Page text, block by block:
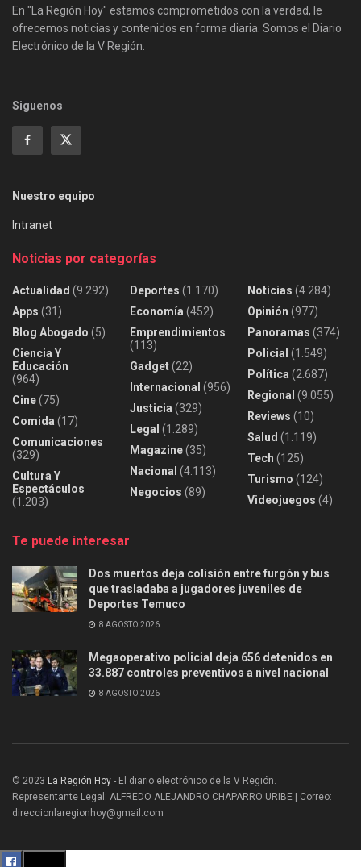
En "La Región Hoy" estamos comprometidos con la verdad, le
ofrecemos noticias y contenidos en forma diaria. Somos el Diario
Electrónico de la V Región.
Siguenos
Nuestro equipo
Intranet
Noticias por categorías
Actualidad (9.292)
Apps (31)
Blog Abogado (5)
Ciencia Y
Educación
(964)
Cine(75)
Comida (17)
Comunicaciones
(329)
Cultura Y
Espectáculos
(1.203)
Deportes (1.170)
Economía (452)
Emprendimientos
(113)
Gadget(22)
Internacional (956)
Justicia (329)
Legal (1.289)
Magazine(35)
Nacional (4.113)
Negocios (89)
Noticias (4.284)
Opinión (977)
Panoramas (374)
Policial (1.549)
Política (2.687)
Regional (9.055)
Reviews (10)
Salud (1.119)
Tech (125)
Turismo (124)
Videojuegos (4)
Te puede interesar
Dos muertos deja colisión entre furgón y bus
que trasladaba a jugadores juveniles de
Deportes Temuco
8 AGOSTO 2026
Megaoperativo policial deja 656 detenidos en
33.887 controles preventivos a nivel nacional
8 AGOSTO 2026
© 2023 La Región Hoy - El diario electrónico de la V Región.
Representante Legal: ALFREDO ALEJANDRO CHAPARRO URIBE | Correo:
direccionlaregionhoy@gmail.com